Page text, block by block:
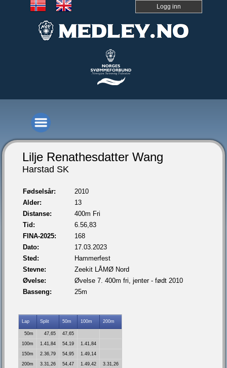
Logg inn
Lilje Renathesdatter Wang
Harstad SK
Fødselsår:
2010
Alder:
13
Distanse:
400m Fri
Tid:
6.56,83
FINA-2025:
168
Dato:
17.03.2023
Sted:
Hammerfest
Stevne:
Zeekit LÅMØ Nord
Øvelse:
Øvelse 7. 400m fri, jenter - født 2010
Basseng:
25m
Lap Split 50m 100m 200m
50m 47,65
47,65
100m
1.41,84 54,19
1.41,84
150m
2.36,79 54,95
1.49,14
200m
3.31,26 54,47 1.49,42
3.31,26